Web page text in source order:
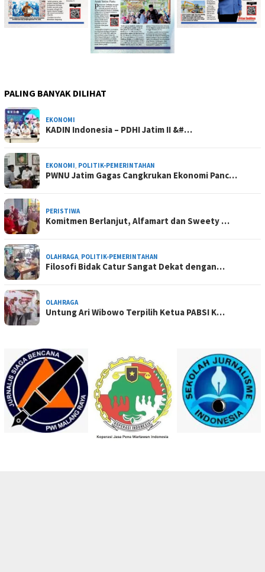
PALING BANYAK DILIHAT
EKONOMI
KADIN Indonesia – PDHI Jatim II &#…
EKONOMI, POLITIK-PEMERINTAHAN
PWNU Jatim Gagas Cangkrukan Ekonomi Panc…
PERISTIWA
Komitmen Berlanjut, Alfamart dan Sweety …
OLAHRAGA, POLITIK-PEMERINTAHAN
Filosofi Bidak Catur Sangat Dekat dengan…
OLAHRAGA
Untung Ari Wibowo Terpilih Ketua PABSI K…